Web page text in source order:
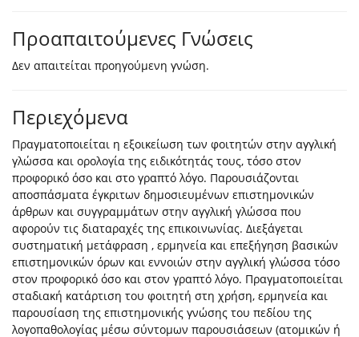
Προαπαιτούμενες Γνώσεις
Δεν απαιτείται προηγούμενη γνώση.
Περιεχόμενα
Πραγματοποιείται η εξοικείωση των φοιτητών στην αγγλική
γλώσσα και ορολογία της ειδικότητάς τους, τόσο στον
προφορικό όσο και στο γραπτό λόγο. Παρουσιάζονται
αποσπάσματα έγκριτων δημοσιευμένων επιστημονικών
άρθρων και συγγραμμάτων στην αγγλική γλώσσα που
αφορούν τις διαταραχές της επικοινωνίας. Διεξάγεται
συστηματική μετάφραση , ερμηνεία και επεξήγηση βασικών
επιστημονικών όρων και εννοιών στην αγγλική γλώσσα τόσο
στον προφορικό όσο και στον γραπτό λόγο. Πραγματοποιείται
σταδιακή κατάρτιση του φοιτητή στη χρήση, ερμηνεία και
παρουσίαση της επιστημονικής γνώσης του πεδίου της
λογοπαθολογίας μέσω σύντομων παρουσιάσεων (ατομικών ή